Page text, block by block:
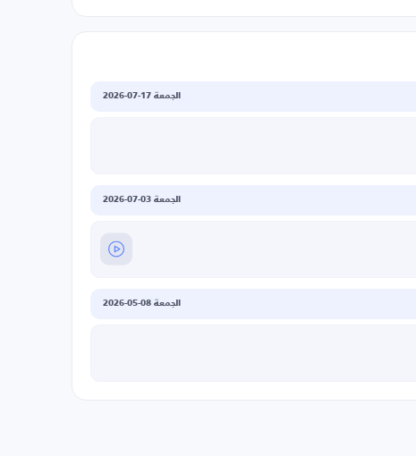
الجمعة 17-07-2026
الجمعة 03-07-2026
الجمعة 08-05-2026